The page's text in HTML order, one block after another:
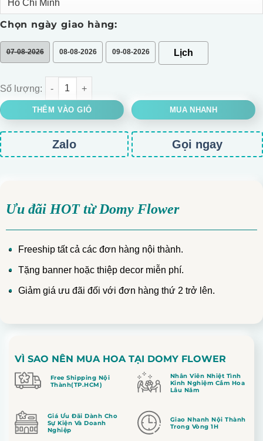
Chọn ngày giao hàng:
07-08-2026 08-08-2026 09-08-2026
SÉT QUÀ TẾT %currentyear% XANH DƯƠNG số lượng
THÊM VÀO GIỎ MUA NHANH
Zalo Gọi ngay
Ưu đãi HOT từ Domy Flower
Freeship tất cả các đơn hàng nội thành.
Tặng banner hoặc thiệp decor miễn phí.
Giảm giá ưu đãi đối với đơn hàng thứ 2 trở lên.
VÌ SAO NÊN MUA HOA TẠI DOMY FLOWER
Free Shipping Nội
Thành(TP.HCM)
Nhân Viên Nhiệt Tình
Kinh Nghiệm Cắm Hoa
Lâu Năm
Giá Ưu Đãi Dành Cho
Sự Kiện Và Doanh
Nghiệp
Giao Nhanh Nội Thành
Trong Vòng 1H